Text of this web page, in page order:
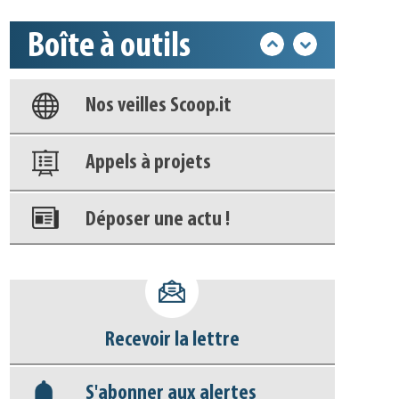
Boîte à outils
Base documentaire
Nos veilles Scoop.it
Appels à projets
Déposer une actu !
déconnecter)
Base documentaire
Recevoir la lettre
S'abonner aux alertes